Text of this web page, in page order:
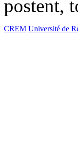
postent,
CREM Université de